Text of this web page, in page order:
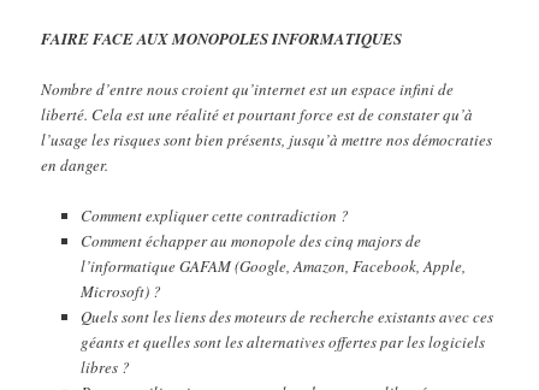
FAIRE FACE AUX MONOPOLES INFORMATIQUES
Nombre d’entre nous croient qu’internet est un espace infini de
liberté. Cela est une réalité et pourtant force est de constater qu’à
l’usage les risques sont bien présents, jusqu’à mettre nos démocraties
en danger.
Comment expliquer cette contradiction ?
Comment échapper au monopole des cinq majors de
l’informatique GAFAM (Google, Amazon, Facebook, Apple,
Microsoft) ?
Quels sont les liens des moteurs de recherche existants avec ces
géants et quelles sont les alternatives offertes par les logiciels
libres ?